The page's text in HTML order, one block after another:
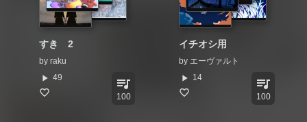
すき 2
by raku
play_arrow 49 queue_music
100
イチオシ用
by エーヴァルト
play_arrow 14 queue_music
100